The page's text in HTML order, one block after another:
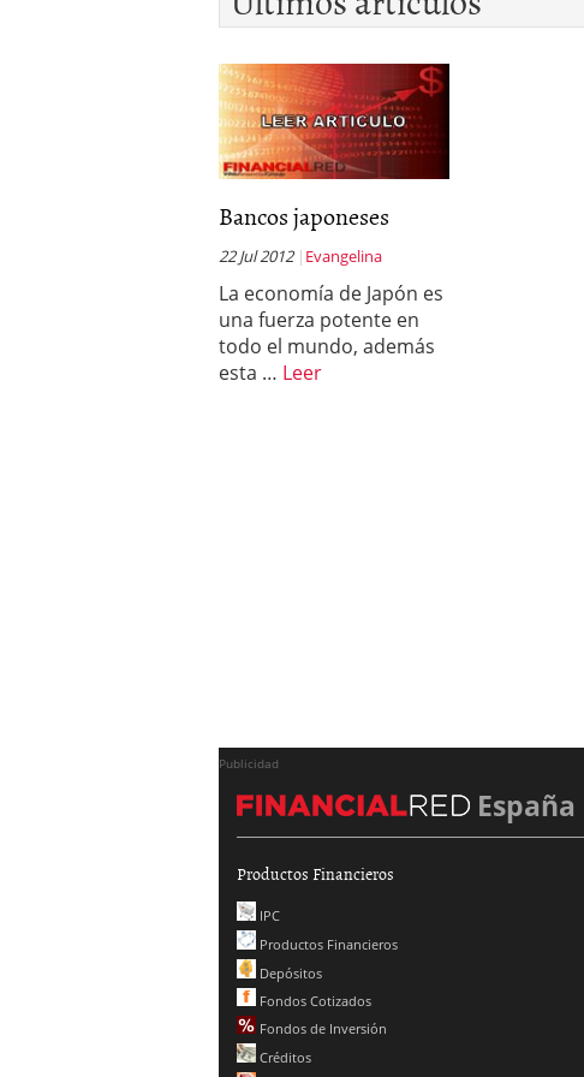
Bancos japoneses
22 Jul 2012 Evangelina
La economía de Japón es
una fuerza potente en
todo el mundo, además
esta … Leer
Publicidad
España
Productos Financieros
IPC
Productos Financieros
Depósitos
Fondos Cotizados
Fondos de Inversión
Créditos